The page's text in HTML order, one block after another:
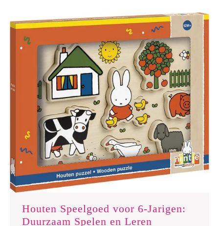
Speelgoed
Kinderen
Houten Speelgoed voor 6-Jarigen:
Duurzaam Spelen en Leren